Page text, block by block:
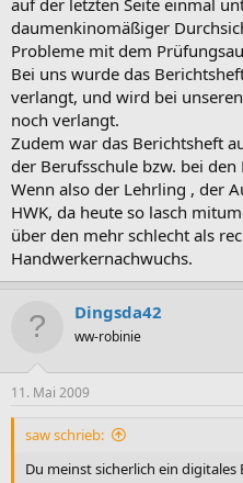
daumenkinomäßiger
Probleme mit dem
Bei uns wurde das
verlangt, und wird bei
noch verlangt.
Zudem war das Berichtsheft
der Berufsschule bzw. bei
Wenn also der Lehrling , der
HWK, da heute so lasch
über den mehr schlecht als
Handwerkernachwuchs.
Dingsda42
ww-robinie
11. Mai 2009
saw schrieb:
Du meinst sicherlich ein digitales